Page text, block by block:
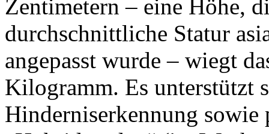
Zentimetern – eine Höhe,
durchschnittliche Statur
angepasst wurde – wiegt
Kilogramm. Es unterstützt
Hinderniserkennung sowie